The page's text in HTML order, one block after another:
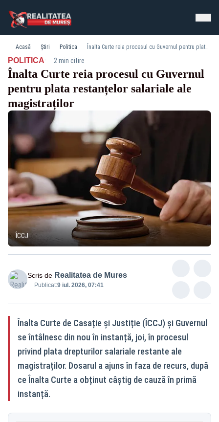
Acasă Știri Politica Înalta Curte reia procesul cu Guvernul pentru plata restanțelor salariale ale magistraților
POLITICA· 2 min citire
Înalta Curte reia procesul cu Guvernul
pentru plata restanțelor salariale ale
magistraților
ÎCCJ
Scris de Realitatea de Mures
Publicat:9 iul. 2026, 07:41
Înalta Curte de Casație și Justiție (ÎCCJ) și Guvernul
se întâlnesc din nou în instanță, joi, în procesul
privind plata drepturilor salariale restante ale
magistraților. Dosarul a ajuns în faza de recurs, după
ce Înalta Curte a obținut câștig de cauză în primă
instanță.